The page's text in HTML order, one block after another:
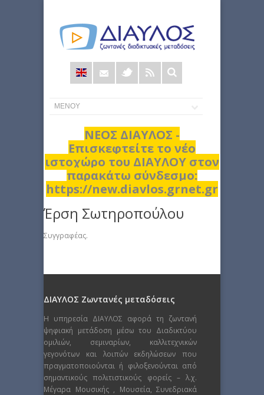
Φόρμα
αναζήτησης
ΝΕΟΣ ΔΙΑΥΛΟΣ -
Επισκεφτείτε το νέο
ιστοχώρο του ΔΙΑΥΛΟΥ στον
παρακάτω σύνδεσμο:
https://new.diavlos.grnet.gr
Έρση Σωτηροπούλου
Συγγραφέας.
ΔΙΑΥΛΟΣ Ζωντανές μεταδόσεις
Η υπηρεσία ΔΙΑΥΛΟΣ αφορά τη ζωντανή
ψηφιακή μετάδοση μέσω του Διαδικτύου
ομιλιών, σεμιναρίων, καλλιτεχνικών
γεγονότων και λοιπών εκδηλώσεων που
πραγματοποιούνται ή φιλοξενούνται από
σημαντικούς πολιτιστικούς φορείς – λ.χ.
Μέγαρα Μουσικής , Μουσεία, Συνεδριακά